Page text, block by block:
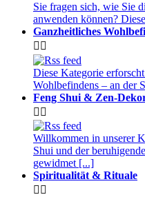
Sie fragen sich, wie Sie
anwenden können?
Ganzheitliches
 
Diese Kategorie
Wohlbefindens – an der
Feng Shui & Zen-
 
Willkommen in unserer
Shui und der
gewidmet [...]
Spiritualität & Rituale
 